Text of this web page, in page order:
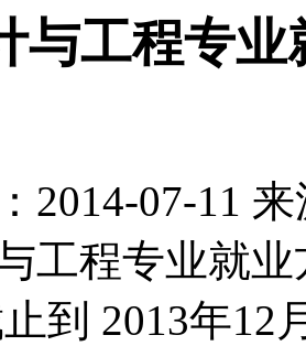
与工程专
2014-07-11 来
工程专业就
到 2013年12